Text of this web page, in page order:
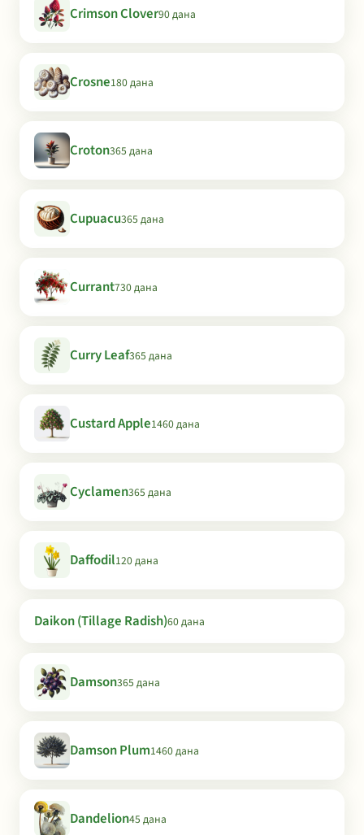
Crimson Clover90 дана
Crosne180 дана
Croton365 дана
Cupuacu365 дана
Currant730 дана
Curry Leaf365 дана
Custard Apple1460 дана
Cyclamen365 дана
Daffodil120 дана
Daikon (Tillage Radish)60 дана
Damson365 дана
Damson Plum1460 дана
Dandelion45 дана